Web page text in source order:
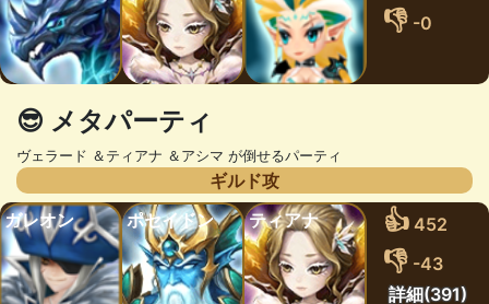
👎 -0
😎 メタパーティ
ヴェラード ＆ティアナ ＆アシマ が倒せるパーティ
ギルド攻
ガレオン
ポセイドン ティアナ 👍 452
👎 -43
詳細(391)